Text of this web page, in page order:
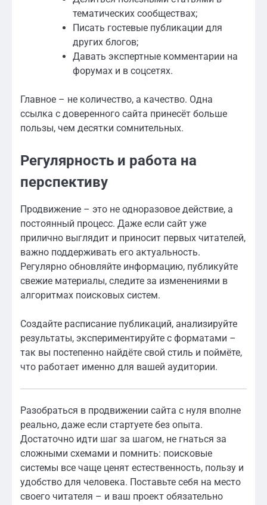
тематических сообществах;
Писать гостевые публикации для
других блогов;
Давать экспертные комментарии на
форумах и в соцсетях.
Главное – не количество, а качество. Одна
ссылка с доверенного сайта принесёт больше
пользы, чем десятки сомнительных.
Регулярность и работа на
перспективу
Продвижение – это не одноразовое действие, а
постоянный процесс. Даже если сайт уже
прилично выглядит и приносит первых читателей,
важно поддерживать его актуальность.
Регулярно обновляйте информацию, публикуйте
свежие материалы, следите за изменениями в
алгоритмах поисковых систем.
Создайте расписание публикаций, анализируйте
результаты, экспериментируйте с форматами –
так вы постепенно найдёте свой стиль и поймёте,
что работает именно для вашей аудитории.
Разобраться в продвижении сайта с нуля вполне
реально, даже если стартуете без опыта.
Достаточно идти шаг за шагом, не гнаться за
сложными схемами и помнить: поисковые
системы все чаще ценят естественность, пользу и
удобство для человека. Поставьте себя на место
своего читателя – и ваш проект обязательно